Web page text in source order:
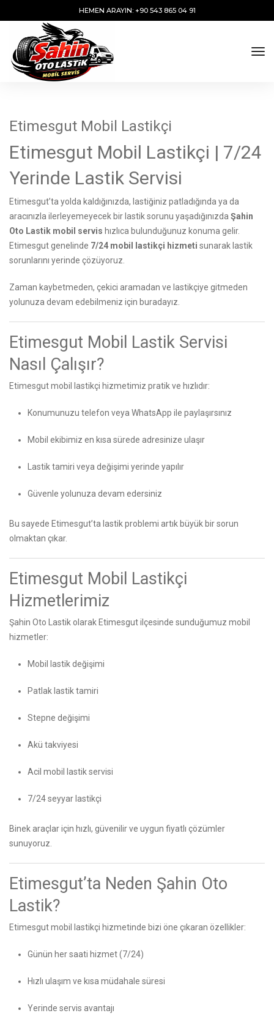
HEMEN ARAYIN: +90 543 865 04 91
Etimesgut Mobil Lastikçi
Etimesgut Mobil Lastikçi | 7/24
Yerinde Lastik Servisi
Etimesgut’ta yolda kaldığınızda, lastiğiniz patladığında ya da
aracınızla ilerleyemeyecek bir lastik sorunu yaşadığınızda Şahin
Oto Lastik mobil servis hızlıca bulunduğunuz konuma gelir.
Etimesgut genelinde 7/24 mobil lastikçi hizmeti sunarak lastik
sorunlarını yerinde çözüyoruz.
Zaman kaybetmeden, çekici aramadan ve lastikçiye gitmeden
yolunuza devam edebilmeniz için buradayız.
Etimesgut Mobil Lastik Servisi
Nasıl Çalışır?
Etimesgut mobil lastikçi hizmetimiz pratik ve hızlıdır:
Konumunuzu telefon veya WhatsApp ile paylaşırsınız
Mobil ekibimiz en kısa sürede adresinize ulaşır
Lastik tamiri veya değişimi yerinde yapılır
Güvenle yolunuza devam edersiniz
Bu sayede Etimesgut’ta lastik problemi artık büyük bir sorun
olmaktan çıkar.
Etimesgut Mobil Lastikçi
Hizmetlerimiz
Şahin Oto Lastik olarak Etimesgut ilçesinde sunduğumuz mobil
hizmetler:
Mobil lastik değişimi
Patlak lastik tamiri
Stepne değişimi
Akü takviyesi
Acil mobil lastik servisi
7/24 seyyar lastikçi
Binek araçlar için hızlı, güvenilir ve uygun fiyatlı çözümler
sunuyoruz.
Etimesgut’ta Neden Şahin Oto
Lastik?
Etimesgut mobil lastikçi hizmetinde bizi öne çıkaran özellikler:
Günün her saati hizmet (7/24)
Hızlı ulaşım ve kısa müdahale süresi
Yerinde servis avantajı